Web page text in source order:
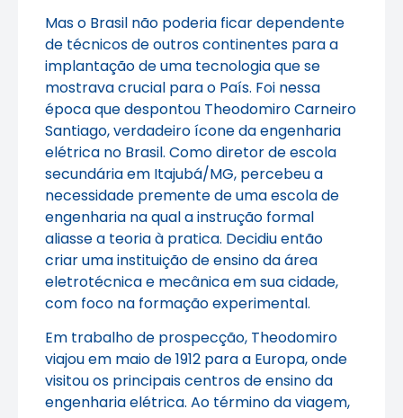
Mas o Brasil não poderia ficar dependente
de técnicos de outros continentes para a
implantação de uma tecnologia que se
mostrava crucial para o País. Foi nessa
época que despontou Theodomiro Carneiro
Santiago, verdadeiro ícone da engenharia
elétrica no Brasil. Como diretor de escola
secundária em Itajubá/MG, percebeu a
necessidade premente de uma escola de
engenharia na qual a instrução formal
aliasse a teoria à pratica. Decidiu então
criar uma instituição de ensino da área
eletrotécnica e mecânica em sua cidade,
com foco na formação experimental.
Em trabalho de prospecção, Theodomiro
viajou em maio de 1912 para a Europa, onde
visitou os principais centros de ensino da
engenharia elétrica. Ao término da viagem,